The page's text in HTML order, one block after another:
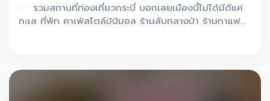
รวมสถานที่ท่องเที่ยวกระบี่ บอกเลยเมืองนี้ไม่ได้มีดีแค่
ทะเล ที่พัก คาเฟ่สไตล์มินิมอล ร้านลับกลางป่า ร้านกาแฟ